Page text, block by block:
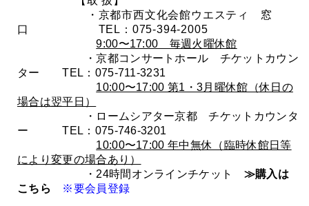
・京都市西文化会館ウエスティ 窓
口 TEL：075-394-2005
9:00〜17:00 毎週火曜休館
・京都コンサートホール チケットカウン
ター TEL：075-711-3231
10:00〜17:00 第1・3月曜休館（休日の
場合は翌平日）
・ロームシアター京都 チケットカウンタ
ー TEL：075-746-3201
10:00〜17:00 年中無休（臨時休館日等
により変更の場合あり）
・24時間オンラインチケット ≫購入は
こちら
※要会員登録